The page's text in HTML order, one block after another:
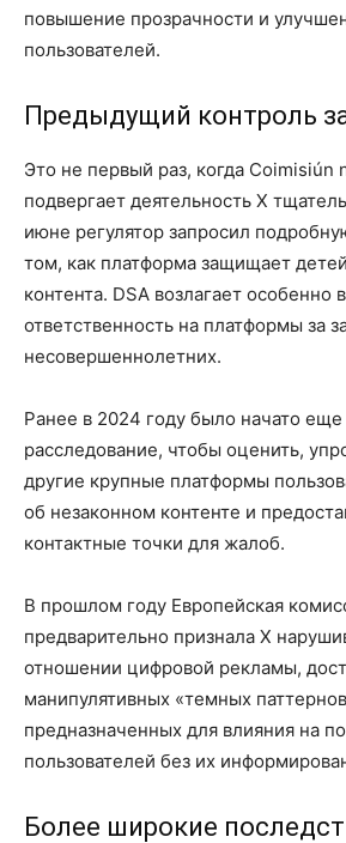
повышение прозрачности и
пользователей.
Предыдущий контроль
Это не первый раз, когда Coimisiún
подвергает деятельность X
июне регулятор запросил
том, как платформа защищает
контента. DSA возлагает особенно
ответственность на платформы за
несовершеннолетних.
Ранее в 2024 году было начато
расследование, чтобы оценить,
другие крупные платформы
об незаконном контенте и
контактные точки для жалоб.
В прошлом году Европейская
предварительно признала X
отношении цифровой рекламы,
манипулятивных «темных
предназначенных для влияния на
пользователей без их
Более широкие